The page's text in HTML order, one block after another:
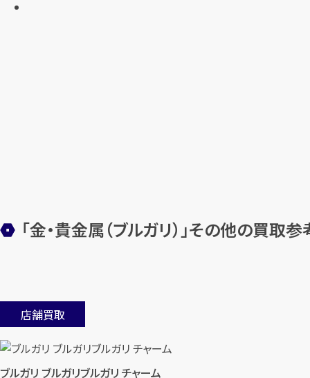
「金・貴金属（ブルガリ）」その他の買取
店舗買取
ブルガリ ブルガリブルガリ チャーム